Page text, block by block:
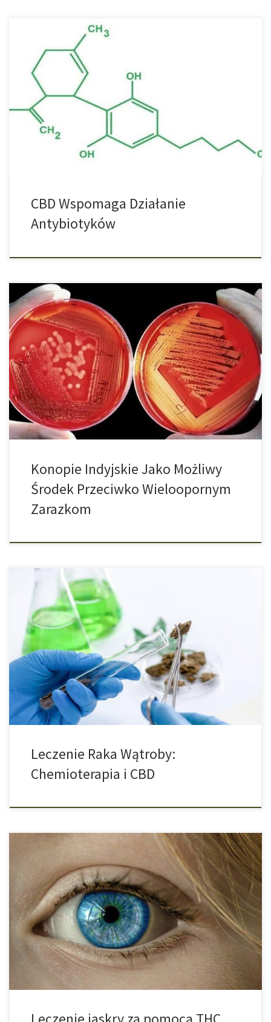
Nowe badania pokazują korzyści płynące z zastosowania
cannabigerolu (CBG) w walce z wieloopornymi patogenami. Pod
koniec lutego ruszyły kolejne badania na temat skutecznych
możliwości kannabigerolu w walce z wieloopornymi patogenami.
W doświadczeniach przeprowadzanych przez Canadian McMaster
University udało się potwierdzić, że cannabinoid o nazwie CBG w
połączeniu z lekiem Polymyxin […]
CBD Wspomaga Działanie
Antybiotyków
Naukowcy odkryli, że aktywny składnik cannabigerolu może być
skuteczny w walce z wieloopornymi zarazkami. Wyniki badań na
myszach dają nadzieję, że konopie indyjskie mogą być nową
bronią w walce z superbakteriami. Jak donosi The Guardian
naukowcy zbadali pięć związków konopi indyjskich pod kątem ich
właściwości antybiotykowych i stwierdzili, że substancja […]
Konopie Indyjskie Jako Możliwy
Środek Przeciwko Wieloopornym
Zarazkom
Zabijanie komórek nowotworowych i utrzymywanie zdrowych
komórek byłoby ważnym krokiem w walce z rakiem. Izraelscy
naukowcy opracowali metodę wykorzystania środka
chemioterapeutycznego z CBD do bezpośredniego leczenia raka
wątroby bez uszkadzania zdrowych komórek. Zgodnie z
raportem medialnym, ta nowa metoda leczenia raka wątroby
obejmuje kombinację cannabidiolu (CBD) oraz niską dawkę
doksorubicyny […]
Leczenie Raka Wątroby:
Chemioterapia i CBD
Nowe perspektywy dla leczenia jaskry. Dotychczas było wiadomo,
że cannabis bądź samo THC może obniżyć ciśnienie wewnątrz
gałkowe. W wielu tkankach oka znajdują się receptory
cannabinoidowe, których aktywacja może doprowadzić do
zwiększenia ciśnienia w oku u pacjentów z jaskrą. Okazało się
również, że THC może poprawić ukrwienie siatkówki. Nowe
badania […]